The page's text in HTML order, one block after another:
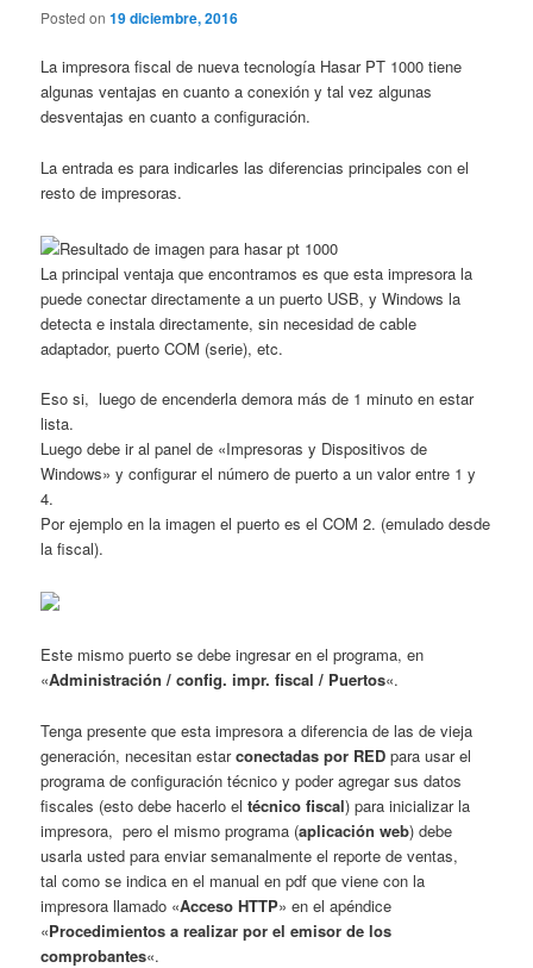
Posted on19 diciembre, 2016
La impresora fiscal de nueva tecnología Hasar PT 1000 tiene
algunas ventajas en cuanto a conexión y tal vez algunas
desventajas en cuanto a configuración.
La entrada es para indicarles las diferencias principales con el
resto de impresoras.
La principal ventaja que encontramos es que esta impresora la
puede conectar directamente a un puerto USB, y Windows la
detecta e instala directamente, sin necesidad de cable
adaptador, puerto COM (serie), etc.
Eso si, luego de encenderla demora más de 1 minuto en estar
lista.
Luego debe ir al panel de «Impresoras y Dispositivos de
Windows» y configurar el número de puerto a un valor entre 1 y
4.
Por ejemplo en la imagen el puerto es el COM 2. (emulado desde
la fiscal).
Este mismo puerto se debe ingresar en el programa, en
«Administración / config. impr. fiscal / Puertos«.
Tenga presente que esta impresora a diferencia de las de vieja
generación, necesitan estarconectadas por RED para usar el
programa de configuración técnico y poder agregar sus datos
fiscales (esto debe hacerlo eltécnico fiscal) para inicializar la
impresora, pero el mismo programa (aplicación web) debe
usarla usted para enviar semanalmente el reporte de ventas,
tal como se indica en el manual en pdf que viene con la
impresora llamado «Acceso HTTP» en el apéndice
«Procedimientos a realizar por el emisor de los
comprobantes«.